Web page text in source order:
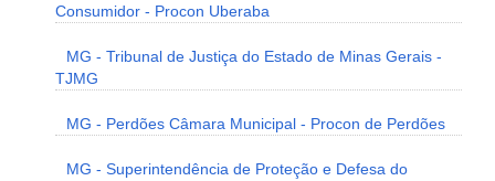
Consumidor - Procon Uberaba
MG - Tribunal de Justiça do Estado de Minas Gerais -
TJMG
MG - Perdões Câmara Municipal - Procon de Perdões
MG - Superintendência de Proteção e Defesa do